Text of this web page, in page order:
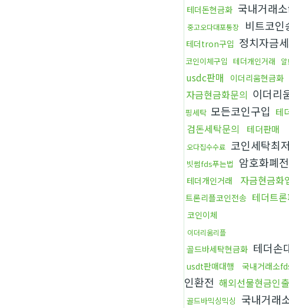
테더돈현금화 국내거래
중고오다대포통장 비트코인
테더tron구입 정치자금
코인이체구입 테더개인거래
usdc판매
이더리움현금화
자금현금화문의 이더리
핑세탁 모든코인구입 테
검돈세탁문의 테더판매
오다집수수료 코인세탁최
빗썸fds푸는법 암호화폐
테더개인거래 자금현금화
트론리플코인전송 테더트
코인이체
이더리움리플
골드바세탁현금화 테더손
usdt판매대행 국내거래소
인환전 해외선물현금인출
골드바믹싱믹싱 국내거래